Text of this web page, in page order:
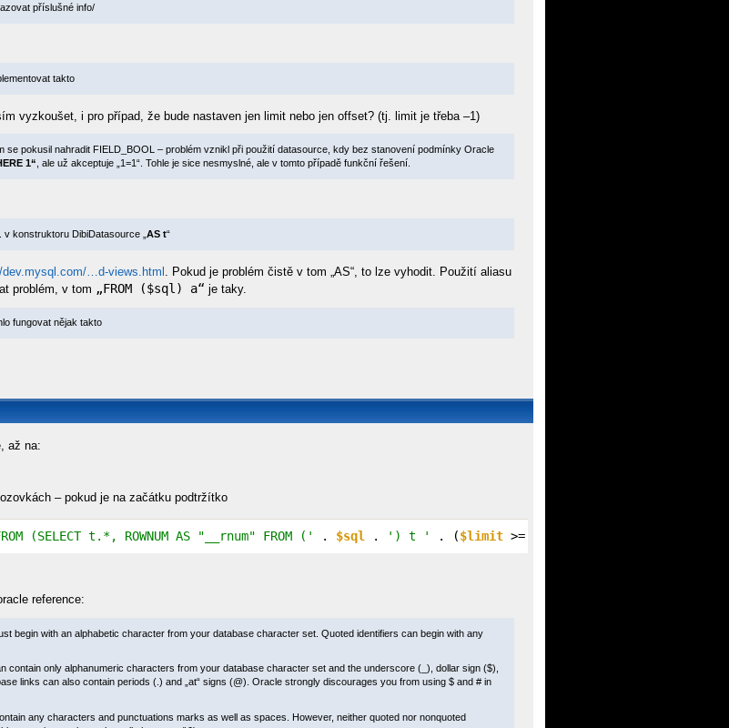
příslušné info/
takto
vyzkoušet, i pro případ, že bude nastaven jen limit nebo jen offset? (tj. limit je třeba –1)
se pokusil nahradit FIELD_BOOL – problém vznikl při použití datasource, kdy bez stanovení podmínky Oracle
1“ , ale už akceptuje „1=1“. Tohle je sice nesmyslné, ale v tomto případě funkční řešení.
konstruktoru DibiDatasource „ AS t“
dev.mysql.com/…d-views.html . Pokud je problém čistě v tom „AS“, to lze vyhodit. Použití aliasu
problém, v tom „FROM ($sql) a“ je taky.
fungovat nějak takto
až na:
– pokud je na začátku podtržítko
(SELECT t.*, ROWNUM AS "__rnum" FROM (' . $sql . ') t ' . ($limit >=
reference:
begin with an alphabetic character from your database character set. Quoted identifiers can begin with any
contain only alphanumeric characters from your database character set and the underscore (_), dollar sign ($),
links can also contain periods (.) and „at“ signs (@). Oracle strongly discourages you from using $ and # in
any characters and punctuations marks as well as spaces. However, neither quoted nor nonquoted